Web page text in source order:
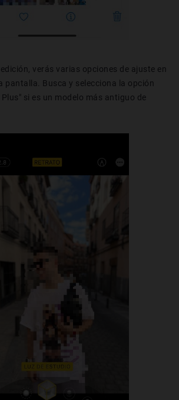
verás varias opciones de ajuste en
pantalla. Busca y selecciona la opción
si es un modelo más antiguo de